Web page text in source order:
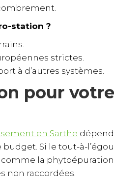
station ?
strictes.
à d’autres systèmes.
pour
en Sarthe
Si le tout-à-
la
non raccordées.